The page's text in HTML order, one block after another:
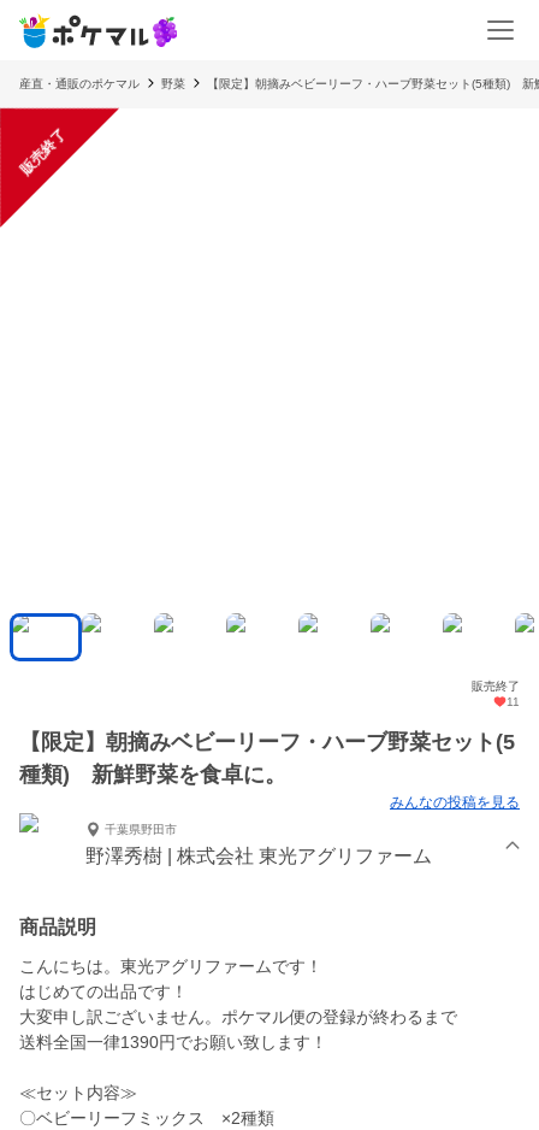
産直・通販のポケマル 野菜 【限定】朝摘みベビーリーフ・ハーブ野菜セット(5種類) 新
販売終了
販売終了
11
【限定】朝摘みベビーリーフ・ハーブ野菜セット(5
種類) 新鮮野菜を食卓に。
みんなの投稿を見る
千葉県野田市
野澤秀樹 | 株式会社 東光アグリファーム
商品説明
こんにちは。東光アグリファームです！
はじめての出品です！
大変申し訳ございません。ポケマル便の登録が終わるまで
送料全国一律1390円でお願い致します！
≪セット内容≫
〇ベビーリーフミックス ×2種類